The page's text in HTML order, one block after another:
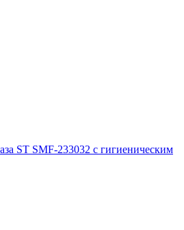
ST SMF-233032 с гигиеническим